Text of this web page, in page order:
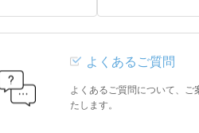
よくあるご質問
よくあるご質問について、ご
たします。